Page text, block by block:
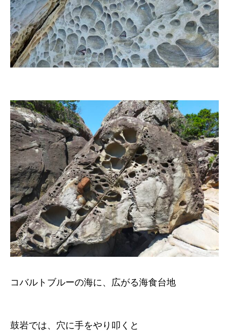
コバルトブルーの海に、広がる海食台地
鼓岩では、穴に手をやり叩くと